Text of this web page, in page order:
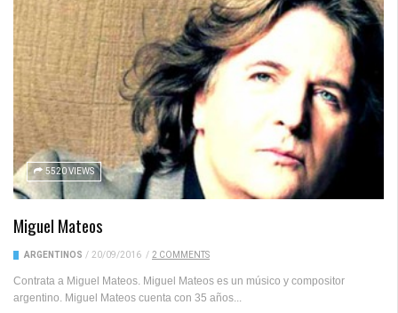
5520 VIEWS
Miguel Mateos
ARGENTINOS / 20/09/2016 / 2 COMMENTS
Contrata a Miguel Mateos. Miguel Mateos es un músico y compositor
argentino. Miguel Mateos cuenta con 35 años...